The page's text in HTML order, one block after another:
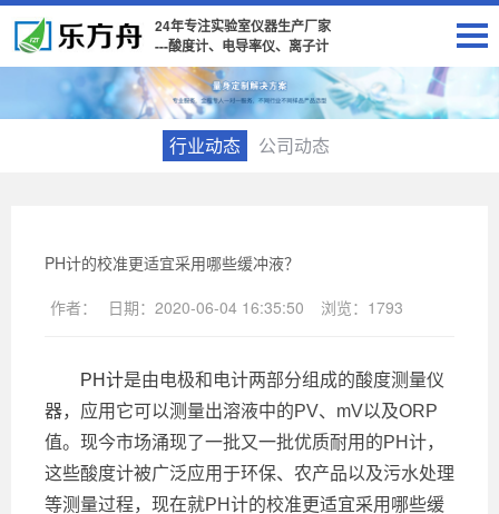
24年专注实验室仪器生产厂家
---酸度计、电导率仪、离子计
行业动态 公司动态
PH计的校准更适宜采用哪些缓冲液？
作者：
日期： 2020-06-04 16:35:50 浏览： 1793
PH计是由电极和电计两部分组成的酸度测量仪
器，应用它可以测量出溶液中的PV、mV以及ORP
值。现今市场涌现了一批又一批优质耐用的PH计，
这些酸度计被广泛应用于环保、农产品以及污水处理
等测量过程，现在就PH计的校准更适宜采用哪些缓